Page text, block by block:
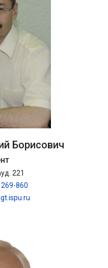
Борисович
221
860